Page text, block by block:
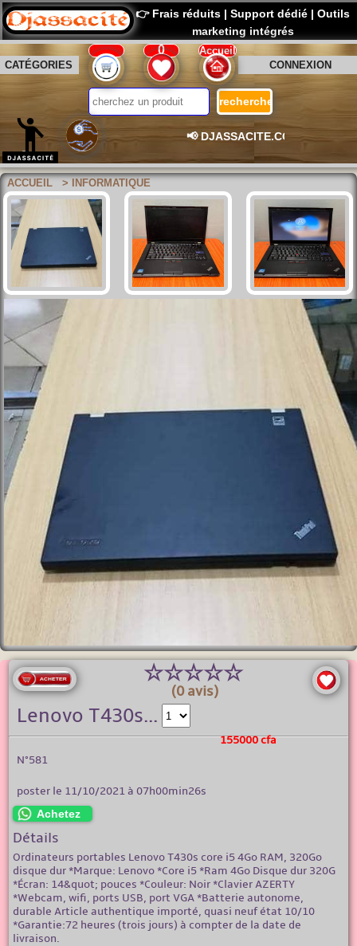
👉 Frais réduits | Support dédié | Outils
marketing intégrés
CATÉGORIES
0
Accueil
CONNEXION
📢 DJASSACITE.COM – La
ACCUEIL > INFORMATIQUE
☆☆☆☆☆
(0 avis)
Lenovo T430s...
155000 cfa
N°581
poster le 11/10/2021 à 07h00min26s
Achetez
Détails
Ordinateurs portables Lenovo T430s core i5 4Go RAM, 320Go
disque dur *Marque: Lenovo *Core i5 *Ram 4Go Disque dur 320G
*Écran: 14&quot; pouces *Couleur: Noir *Clavier AZERTY
*Webcam, wifi, ports USB, port VGA *Batterie autonome,
durable Article authentique importé, quasi neuf état 10/10
*Garantie:72 heures (trois jours) à compter de la date de
livraison.